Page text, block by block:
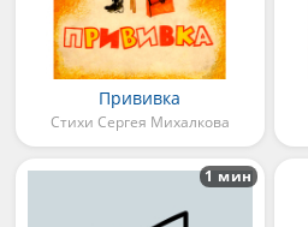
Прививка
Стихи Сергея Михалкова
1 мин